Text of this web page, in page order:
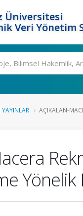
Üniversitesi
Veri Yönetim
YAYINLAR AÇIKALAN-
Yönelik